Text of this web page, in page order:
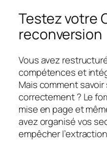
Testez votre
reconversion
Vous avez
compétences et
Mais comment
correctement ? Le
mise en page et
avez organisé vos
empêcher